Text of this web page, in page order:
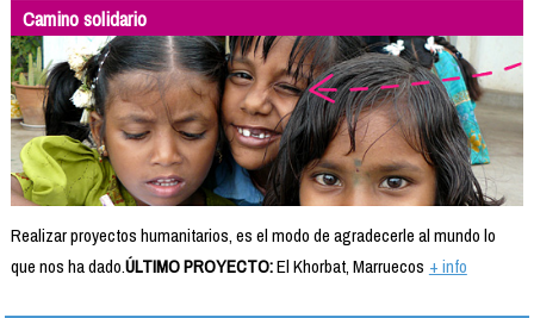
Camino solidario
Realizar proyectos humanitarios, es el modo de agradecerle al mundo lo
que nos ha dado.ÚLTIMO PROYECTO:El Khorbat, Marruecos + info